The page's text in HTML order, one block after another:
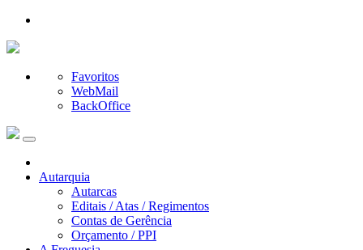
Favoritos
WebMail
BackOffice
Autarquia
Autarcas
Editais / Atas / Regimentos
Contas de Gerência
Orçamento / PPI